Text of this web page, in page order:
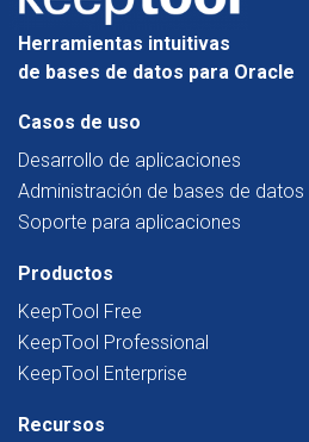
Herramientas intuitivas
de bases de datos para Oracle
Casos de uso
Desarrollo de aplicaciones
Administración de bases de datos
Soporte para aplicaciones
Productos
KeepTool Free
KeepTool Professional
KeepTool Enterprise
Recursos